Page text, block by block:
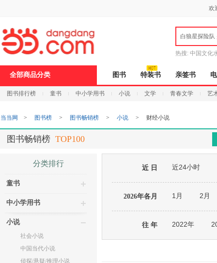
打
开
无
障
页
加
欢
白狼星探险队
热搜: 中国文化
全部商品分类 图书 特装书 亲签书
图书排行榜 童书 中小学用书 小说 文学 青春文学 艺
当当网 > 图书榜 > 图书畅销榜 > 小说 > 财经小说
图书畅销榜 TOP100
分类排行
童书
中小学用书
小说
社会小说
中国当代小说
侦探/悬疑/推理小说
近 日 近24小时
2026年各月 1月 2月
往 年 2022年